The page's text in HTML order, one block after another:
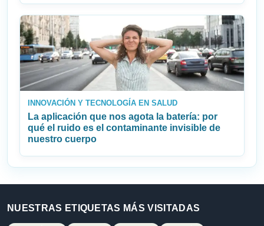
INNOVACIÓN Y TECNOLOGÍA EN SALUD
La aplicación que nos agota la batería: por
qué el ruido es el contaminante invisible de
nuestro cuerpo
NUESTRAS ETIQUETAS MÁS VISITADAS